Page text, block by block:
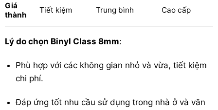
Giá
thành
Tiết kiệm Trung bình Cao cấp
Lý do chọn Binyl Class 8mm:
Phù hợp với các không gian nhỏ và vừa, tiết kiệm
chi phí.
Đáp ứng tốt nhu cầu sử dụng trong nhà ở và văn